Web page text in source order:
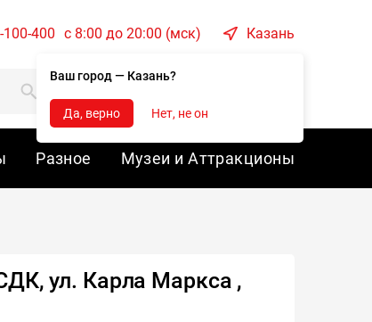
400 c 8:00 до 20:00 (мск) Казань
Ваш город — Казань?
Да, верно Нет, не он
Разное Музеи и Аттракционы
ул. Карла Маркса ,